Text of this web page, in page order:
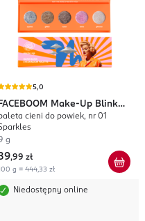
5,0
FACEBOOM
Make-Up Blink
cieni do powiek, nr 01
g
,99 zł
g = 444,33 zł
Niedostępny online